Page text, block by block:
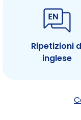
Ripetizioni
inglese